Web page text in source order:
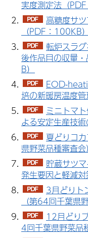
実度測定法（
高糖度サ
（PDF：100KB）
転炉スラ
後作品目の収量
B）
EOD-
培の新暖房温度
ミニトマ
よる安定生産技
夏どりコ
県野菜品種審査
貯蔵サツ
発生要因と軽減
3月どりト
（第64回千葉県
12月どり
4回千葉県野菜品